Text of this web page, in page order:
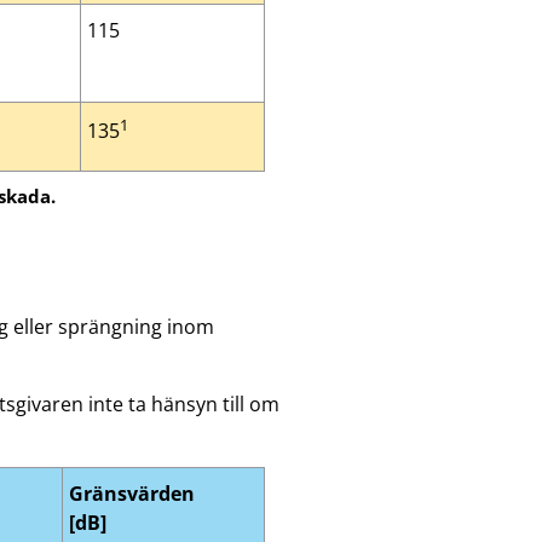
115
1351
eller sprängning inom
inte ta hänsyn till om
Gränsvärden
[dB]